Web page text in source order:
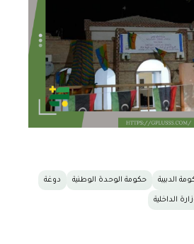
الدبيبة حكومة الوحدة الوطنية دوغة
الداخلية